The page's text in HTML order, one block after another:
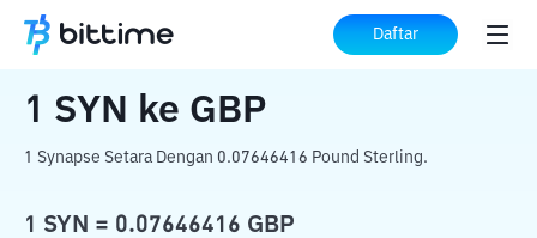
Daftar
Beranda Konverter Kripto ke GBP
1 SYN ke GBP
1 Synapse Setara Dengan 0.07646416 Pound Sterling.
1 SYN = 0.07646416 GBP